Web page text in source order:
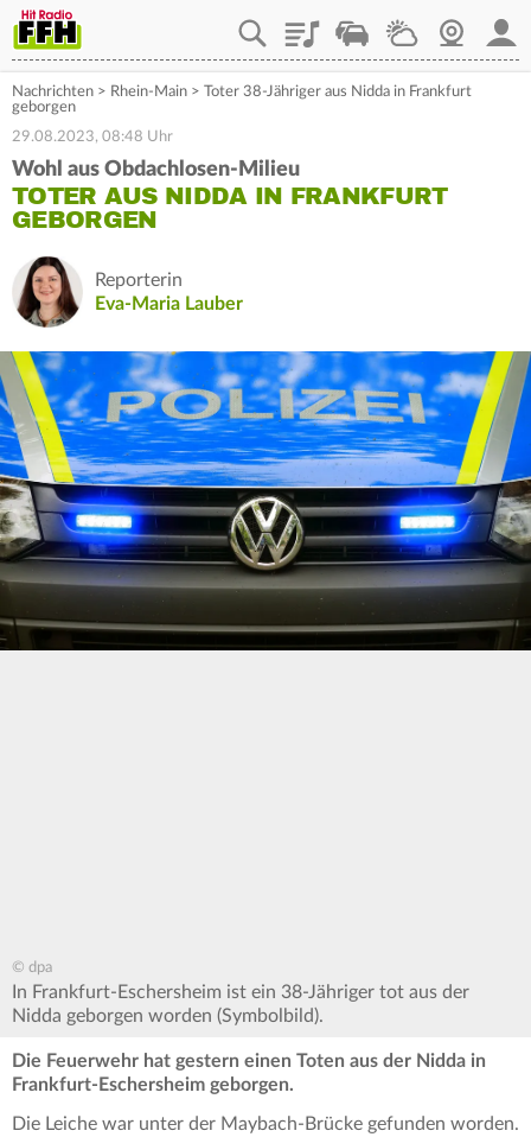
PlaylistStaupilotWetterWebcam
Nachrichten > Rhein-Main > Toter 38-Jähriger aus Nidda in Frankfurt
geborgen
29.08.2023, 08:48 Uhr
Wohl aus Obdachlosen-Milieu
TOTER AUS NIDDA IN FRANKFURT
GEBORGEN
Reporterin
Eva-Maria Lauber
© dpa
In Frankfurt-Eschersheim ist ein 38-Jähriger tot aus der
Nidda geborgen worden (Symbolbild).
Die Feuerwehr hat gestern einen Toten aus der Nidda in
Frankfurt-Eschersheim geborgen.
Die Leiche war unter der Maybach-Brücke gefunden worden.